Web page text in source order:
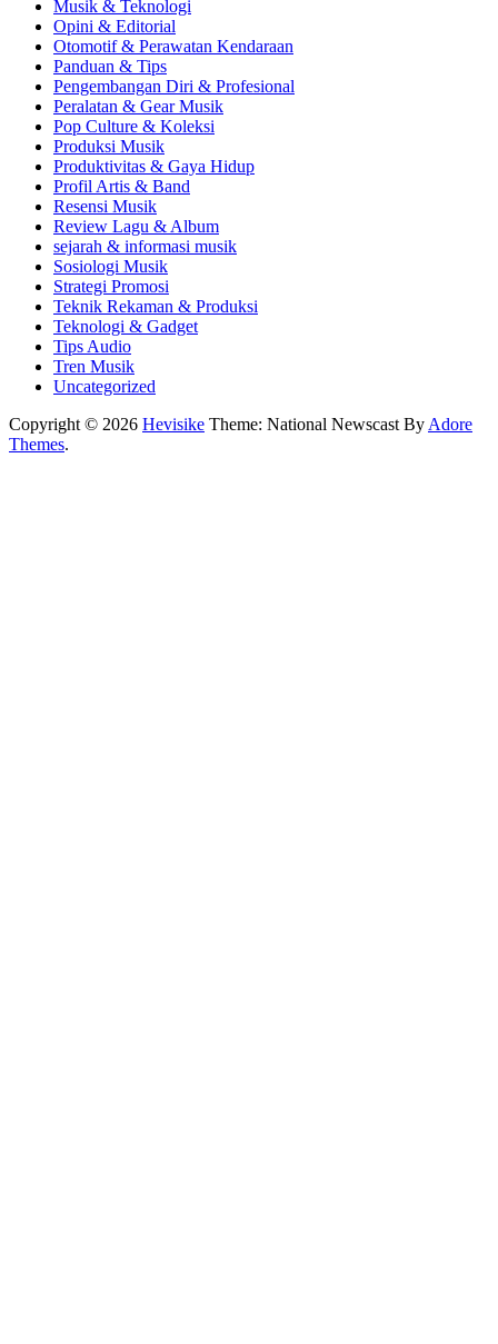
Musik & Teknologi
Opini & Editorial
Otomotif & Perawatan Kendaraan
Panduan & Tips
Pengembangan Diri & Profesional
Peralatan & Gear Musik
Pop Culture & Koleksi
Produksi Musik
Produktivitas & Gaya Hidup
Profil Artis & Band
Resensi Musik
Review Lagu & Album
sejarah & informasi musik
Sosiologi Musik
Strategi Promosi
Teknik Rekaman & Produksi
Teknologi & Gadget
Tips Audio
Tren Musik
Uncategorized
Copyright © 2026 Hevisike Theme: National Newscast By Adore
Themes.